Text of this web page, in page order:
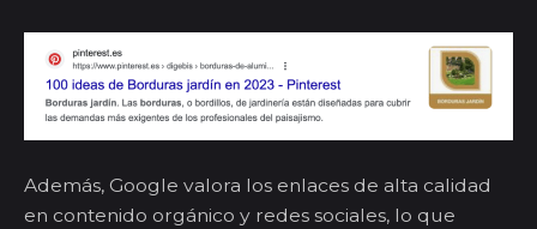
Además, Google valora los enlaces de alta calidad
en contenido orgánico y redes sociales, lo que